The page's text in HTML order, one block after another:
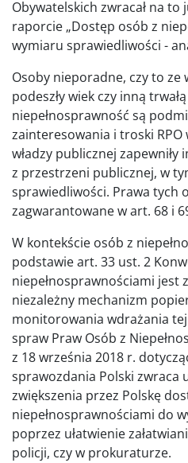
Obywatelskich zwracał na to
raporcie „Dostęp osób z
wymiaru sprawiedliwości -
Osoby nieporadne, czy to ze
podeszły wiek czy inną
niepełnosprawność są
zainteresowania i troski
władzy publicznej
z przestrzeni publicznej, w
sprawiedliwości. Prawa tych
zagwarantowane w art. 68 i
W kontekście osób z
podstawie art. 33 ust. 2
niepełnosprawnościami jest
niezależny mechanizm
monitorowania wdrażania
spraw Praw Osób z
z 18 września 2018 r.
sprawozdania Polski zwraca
zwiększenia przez Polskę
niepełnosprawnościami do
poprzez ułatwienie
policji, czy w prokuraturze.